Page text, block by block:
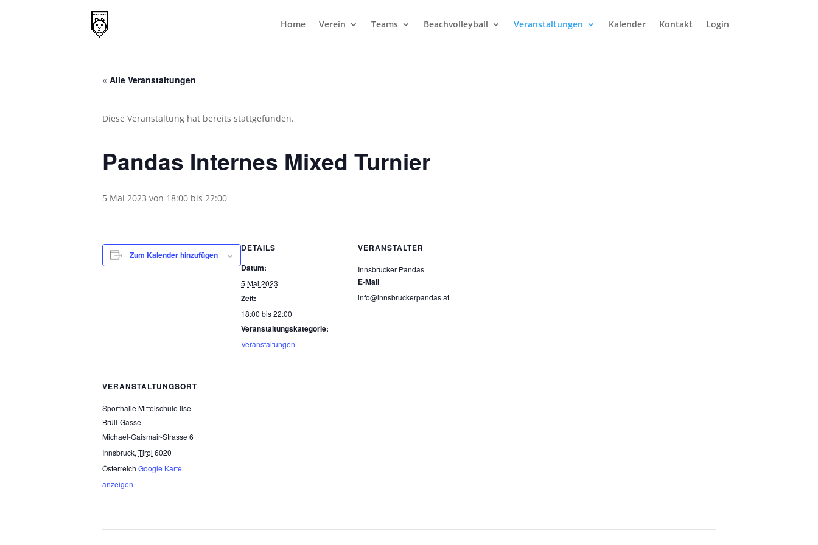
Home Verein Teams Beachvolleyball Veranstaltungen Kalender Kontakt Login
« Alle Veranstaltungen
Diese Veranstaltung hat bereits stattgefunden.
Pandas Internes Mixed Turnier
5 Mai 2023 von 18:00 bis 22:00
Zum Kalender hinzufügen
DETAILS
Datum:
5 Mai 2023
Zeit:
18:00 bis 22:00
Veranstaltungskategorie:
Veranstaltungen
VERANSTALTER
Innsbrucker Pandas
E-Mail
info@innsbruckerpandas.at
VERANSTALTUNGSORT
Sporthalle Mittelschule Ilse-
Brüll-Gasse
Michael-Gaismair-Strasse 6
Innsbruck, Tirol 6020
Österreich Google Karte
anzeigen